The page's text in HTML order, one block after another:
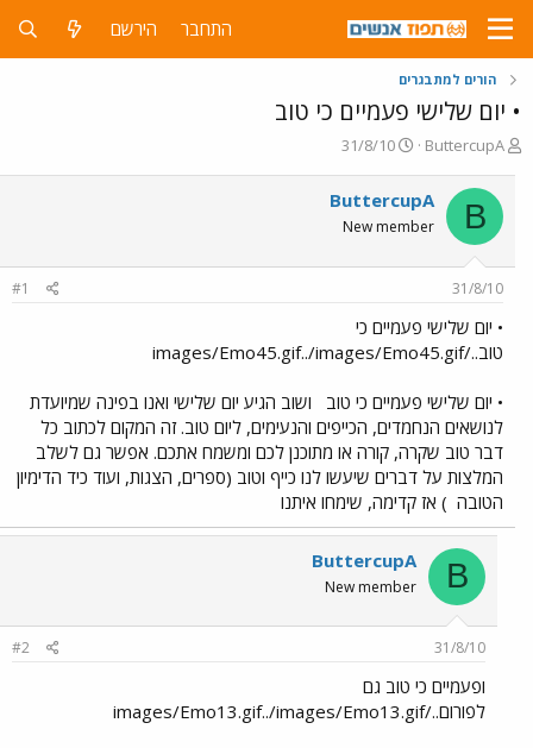
התחבר הירשם
הורים למתבגרים
• יום שלישי פעמיים כי טוב
פ
ח
ה
ו
ש
ButtercupA
פ
ס
ם
ת
י
ך
31/8/10
B
ButtercupA
New member
31/8/10
#1
• יום שלישי פעמיים כי
טוב../images/Emo45.gif../images/Emo45.gif
• יום שלישי פעמיים כי טוב
ושוב הגיע יום שלישי ואנו בפינה שמיועדת
לנושאים הנחמדים, הכייפים והנעימים, ליום טוב. זה המקום לכתוב כל
דבר טוב שקרה, קורה או מתוכנן לכם ומשמח אתכם. אפשר גם לשלב
המלצות על דברים שיעשו לנו כייף וטוב (ספרים, הצגות, ועוד כיד הדימיון
הטובה ) אז קדימה, שימחו איתנו
B
ButtercupA
New member
31/8/10
#2
ופעמיים כי טוב גם
לפורום../images/Emo13.gif../images/Emo13.gif